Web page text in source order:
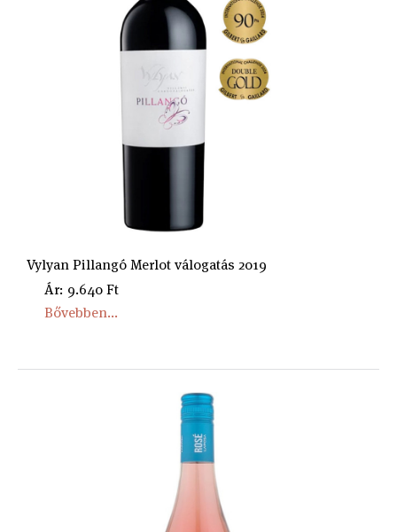
Vylyan Pillangó Merlot válogatás 2019
Ár: 9.640 Ft
Bővebben...